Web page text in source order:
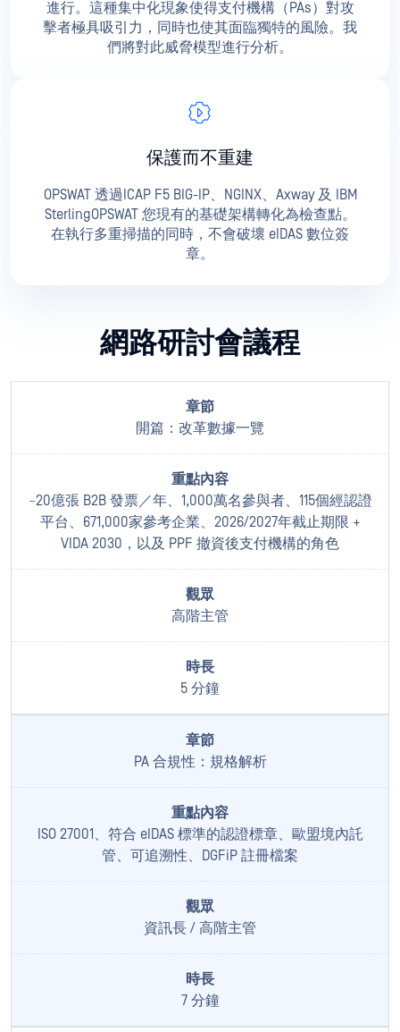
進行。這種集中化現象使得支付機構（PAs）對攻
擊者極具吸引力，同時也使其面臨獨特的風險。我
們將對此威脅模型進行分析。
保護而不重建
OPSWAT 透過ICAP F5 BIG-IP、NGINX、Axway 及 IBM
SterlingOPSWAT 您現有的基礎架構轉化為檢查點。
在執行多重掃描的同時，不會破壞 eIDAS 數位簽
章。
網路研討會議程
開篇：改革數據一覽
~20億張 B2B 發票／年、1,000萬名參與者、115個經認證
平台、671,000家參考企業、2026/2027年截止期限 +
VIDA 2030，以及 PPF 撤資後支付機構的角色
高階主管
5 分鐘
PA 合規性：規格解析
ISO 27001、符合 eIDAS 標準的認證標章、歐盟境內託
管、可追溯性、DGFiP 註冊檔案
資訊長 / 高階主管
7 分鐘